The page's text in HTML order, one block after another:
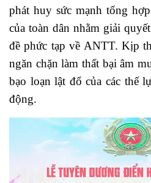
phát huy sức mạnh tổng
của toàn dân nhằm giải
đề phức tạp về ANTT. Kịp
ngăn chặn làm thất bại âm
bạo loạn lật đổ của các thế
động.